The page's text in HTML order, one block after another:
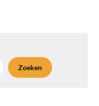
Zoeken